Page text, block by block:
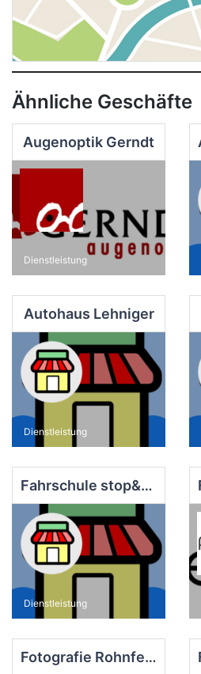
Ähnliche Geschäfte
Augenoptik Gerndt
Dienstleistung
Autohaus Lehniger
Dienstleistung
Fahrschule stop&go
Dienstleistung
Fotografie Rohnfeld